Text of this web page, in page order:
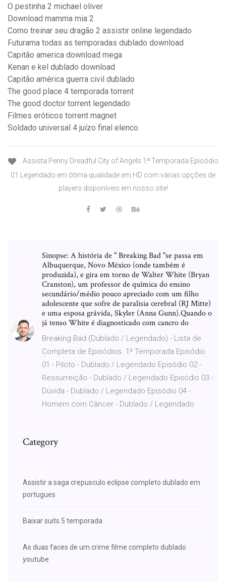
O pestinha 2 michael oliver
Download mamma mia 2
Como treinar seu dragão 2 assistir online legendado
Futurama todas as temporadas dublado download
Capitão america download mega
Kenan e kel dublado download
Capitão américa guerra civil dublado
The good place 4 temporada torrent
The good doctor torrent legendado
Filmes eróticos torrent magnet
Soldado universal 4 juízo final elenco
Assista Penny Dreadful City of Angels 1ª Temporada Episódio
01 Legendado em ótima qualidade em HD com várias opções de
players disponíveis em nosso site!
Sinopse: A história de " Breaking Bad "se passa em
Albuquerque, Novo México (onde também é
produzida), e gira em torno de Walter White (Bryan
Cranston), um professor de química do ensino
secundário/médio pouco apreciado com um filho
adolescente que sofre de paralisia cerebral (RJ Mitte)
e uma esposa grávida, Skyler (Anna Gunn).Quando o
já tenso White é diagnosticado com cancro do
Breaking Bad (Dublado / Legendado) - Lista de
Completa de Episódios. 1ª Temporada Episódio
01 - Piloto - Dublado / Legendado Episódio 02 -
Ressurreição - Dublado / Legendado Episódio 03 -
Dúvida - Dublado / Legendado Episódio 04 -
Homem com Câncer - Dublado / Legendado
Category
Assistir a saga crepusculo eclipse completo dublado em
portugues
Baixar suits 5 temporada
As duas faces de um crime filme completo dublado
youtube